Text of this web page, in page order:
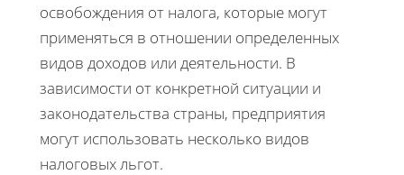
освобождения от налога, которые могут
применяться в отношении определенных
видов доходов или деятельности. В
зависимости от конкретной ситуации и
законодательства страны, предприятия
могут использовать несколько видов
налоговых льгот.